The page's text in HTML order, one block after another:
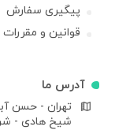
پیگیری سفارش
قوانین و مقررات
آدرس ما
تهران - حسن
شیخ هادی -